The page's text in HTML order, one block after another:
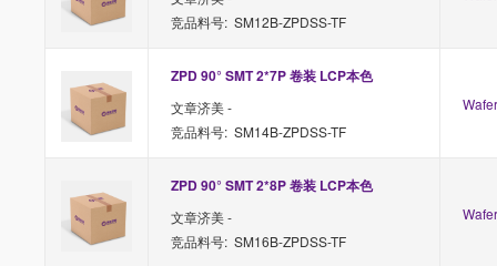
竞品料号: SM12B-ZPDSS-TF
ZPD 90° SMT 2*7P 卷装 LCP本色
文章济美 -
竞品料号: SM14B-ZPDSS-TF
ZPD 90° SMT 2*8P 卷装 LCP本色
文章济美 -
竞品料号: SM16B-ZPDSS-TF